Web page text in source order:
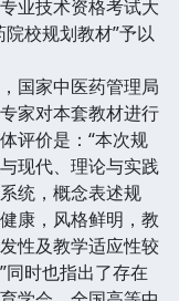
业技术资格考试大
校规划教材”予以
国家中医药管理局
家对本套教材进行
评价是：“本次规
现代、理论与实践
统，概念表述规
康，风格鲜明，教
性及教学适应性较
同时也指出了存在